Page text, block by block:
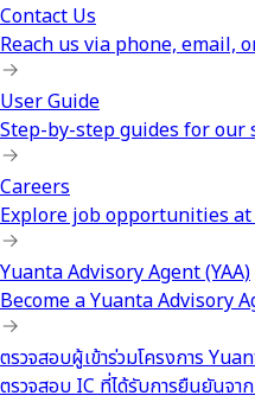
Contact Us
Reach us via phone, email,
User Guide
Step-by-step guides for our
Careers
Explore job opportunities at
Yuanta Advisory Agent (YAA)
Become a Yuanta Advisory
ตรวจสอบผู้เข้าร่วมโครงการ
ตรวจสอบ IC ที่ได้รับการยืนยันจา